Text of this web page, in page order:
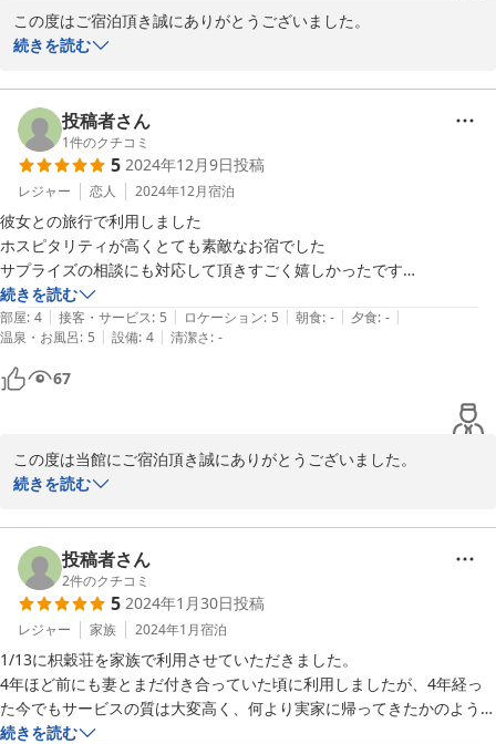
この度はご宿泊頂き誠にありがとうございました。
前回は約20年程前にご宿泊いただいたとのことで、またこうして当
お客様からの心温まるコメントをいただき大変嬉しい限りでござい
ます。
今後も変わらぬご愛顧よろしくお願いいたします。
日中はだんだんと暖かくなり新緑がきれいな季節になってきまし
た。
季節の変わり目でございますのでお体ご自愛下さいませ。
またのご来店を心よりお待ちしております。
ご友人様にもくれぐれもよろしくお伝えくださいませ。
京料理 宿屋 枳殻荘
2026-04-24
続きを読む
投稿者さん
1件のクチコミ
5 2024年12月9日投稿
レジャー 恋人 2024年12月宿泊
彼女との旅行で利用しました
ホスピタリティが高くとても素敵なお宿でした
サプライズの相談にも対応して頂きすごく嬉しかったです
部屋の鍵がないのと、室内に金庫もないので貴重品の管理に関しては少
し不安を感じました
(スタッフの方に預ければよかったのかも？)
続きを読む
部屋: 4 | 接客・サービス: 5 | ロケーション: 5 | 朝食: - | 夕食: - |
温泉・お風呂: 5 | 設備: 4 | 清潔さ: -
67
この度は当館にご宿泊頂き誠にありがとうございました。
また彼女様との大切な日に当館をお選び頂き大変光栄です。
お部屋の鍵についてご不便とご不安な思いをさせてしまいお詫び申
し上げます。お客様にお貸し出来る鍵がございましたがお声かけが
出来ず申し訳ございませんでした。
お客様のご意見を真摯に受け止め改善に努めて参ります。
これから冬本番になり寒さが厳しくなりますが、くれぐれもお体ご
自愛下さいませ。
お客様のまたのご来館をスタッフ一同心よりお待ちしております。
ありがとうございました。
宿屋　枳殻荘　スタッフ一同
続きを読む
投稿者さん
2件のクチコミ
5 2024年1月30日投稿
レジャー 家族 2024年1月宿泊
1/13に枳穀荘を家族で利用させていただきました。
4年ほど前にも妻とまだ付き合っていた頃に利用しましたが、4年経っ
た今でもサービスの質は大変高く、何より実家に帰ってきたかのような
どこか暖かさを感じました、、
続きを読む